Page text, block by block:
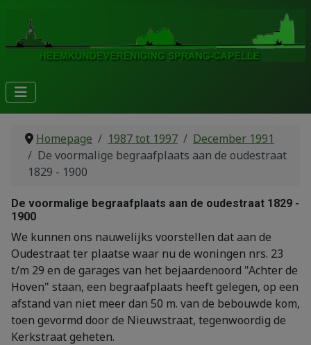
Homepage 1987 tot 1997
December 1991
De voormalige begraafplaats aan de oudestraat
1829 - 1900
De voormalige begraafplaats aan de oudestraat 1829 -
1900
We kunnen ons nauwelijks voorstellen dat aan de
Oudestraat ter plaatse waar nu de woningen nrs. 23
t/m 29 en de garages van het bejaardenoord "Achter de
Hoven" staan, een begraafplaats heeft gelegen, op een
afstand van niet meer dan 50 m. van de bebouwde kom,
toen gevormd door de Nieuwstraat, tegenwoordig de
Kerkstraat geheten.